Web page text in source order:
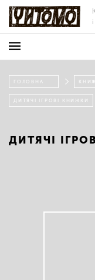
ГОЛОВНА
ДИТЯЧІ ІГРОВІ КНИЖКИ
ДИТЯЧІ